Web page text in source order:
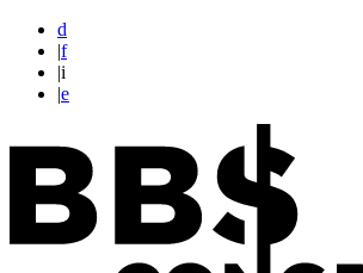
d
|f
|i
|e